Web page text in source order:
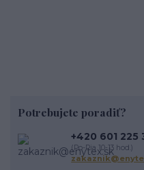
Potrebujete poradiť?
+420 601 225
(Po-Pia 10-13 hod.)